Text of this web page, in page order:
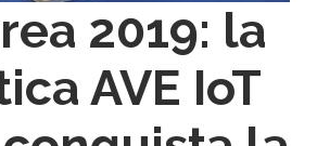
2019: la
AVE IoT